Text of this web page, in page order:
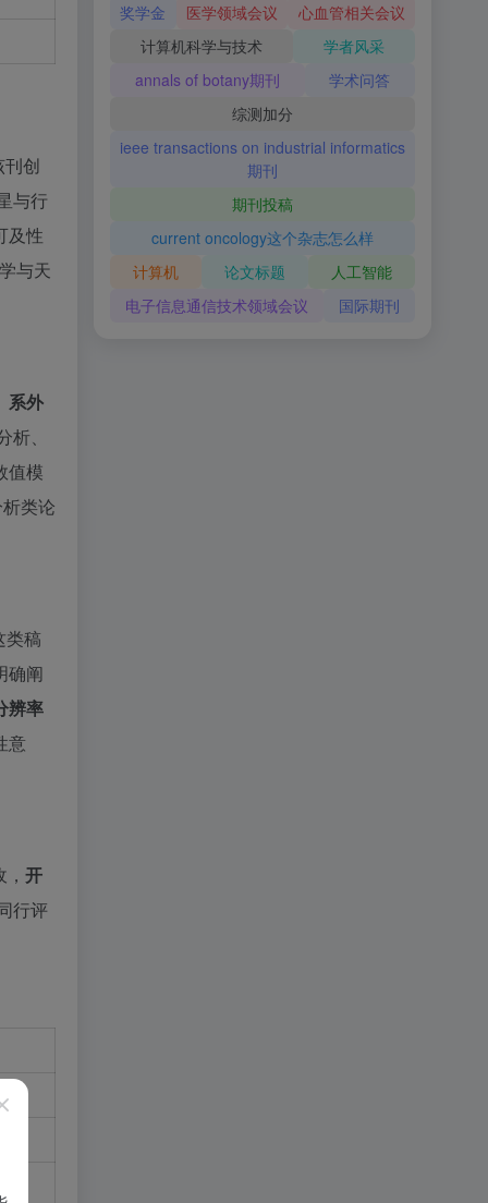
创
与行
及性
与天
系外
、
值模
类论
类稿
确阐
辨率
意
开
行评
奖学金
医学领域会议
心血管相关会议
计算机科学与技术
学者风采
annals of botany期刊
学术问答
综测加分
ieee transactions on industrial informatics
期刊
期刊投稿
current oncology这个杂志怎么样
计算机
论文标题
人工智能
电子信息通信技术领域会议
国际期刊